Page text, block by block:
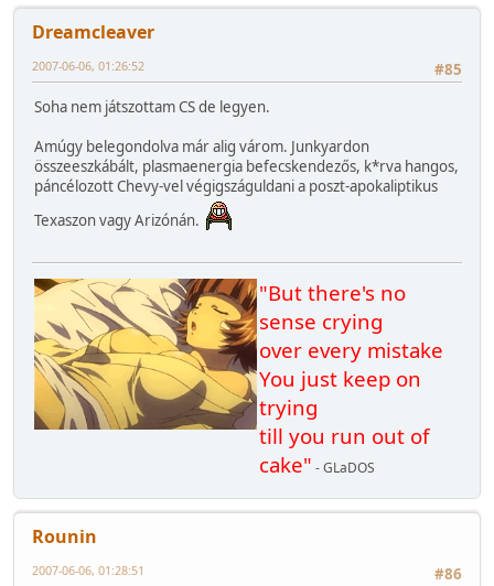
Dreamcleaver
#85
2007-06-06, 01:26:52
Soha nem játszottam CS de legyen.
Amúgy belegondolva már alig várom. Junkyardon
összeeszkábált, plasmaenergia befecskendezős, k*rva hangos,
páncélozott Chevy-vel végigszáguldani a poszt-apokaliptikus
Texaszon vagy Arizónán.
"But there's no
sense crying
over every mistake
You just keep on
trying
till you run out of
cake" - GLaDOS
Rounin
#86
2007-06-06, 01:28:51